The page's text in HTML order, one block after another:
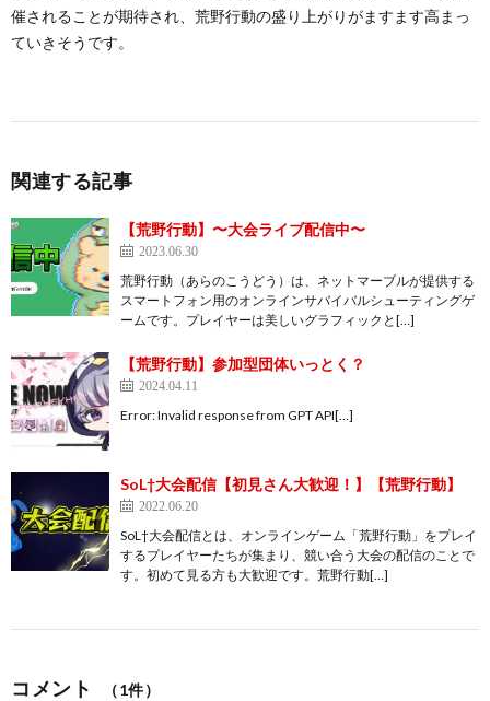
催されることが期待され、荒野行動の盛り上がりがますます高まっ
ていきそうです。
関連する記事
【荒野行動】〜大会ライブ配信中〜
2023.06.30
荒野行動（あらのこうどう）は、ネットマーブルが提供する
スマートフォン用のオンラインサバイバルシューティングゲ
ームです。プレイヤーは美しいグラフィックと[…]
【荒野行動】参加型団体いっとく？
2024.04.11
Error: Invalid response from GPT API[…]
SoL†大会配信【初見さん大歓迎！】【荒野行動】
2022.06.20
SoL†大会配信とは、オンラインゲーム「荒野行動」をプレイ
するプレイヤーたちが集まり、競い合う大会の配信のことで
す。初めて見る方も大歓迎です。荒野行動[…]
コメント （1件）